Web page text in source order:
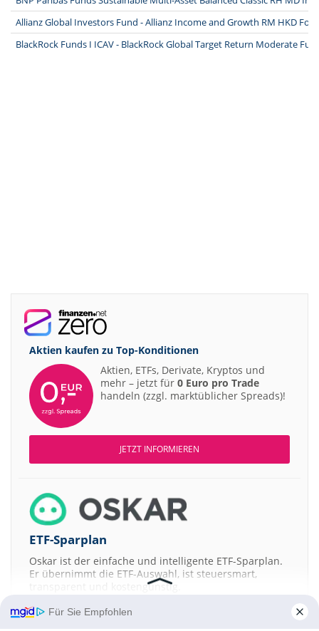
Allianz Global Investors Fund - Allianz Income and Growth RM HKD
BlackRock Funds I ICAV - BlackRock Global Target Return Moderate
Aktien kaufen zu Top-Konditionen
Aktien, ETFs, Derivate, Kryptos und
mehr – jetzt für 0 Euro pro Trade
handeln (zzgl. marktüblicher Spreads)!
JETZT INFORMIEREN
ETF-Sparplan
Oskar ist der einfache und intelligente ETF-Sparplan.
Er übernimmt die ETF-Auswahl, ist steuersmart,
transparent und kostengünstig.
JETZT MEHR ERFAHREN
Für Sie Empfohlen